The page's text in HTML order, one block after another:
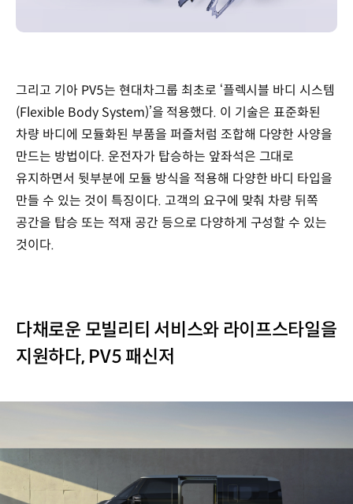
그리고 기아 PV5는 현대차그룹 최초로 ‘플렉시블 바디 시스템
(Flexible Body System)’을 적용했다. 이 기술은 표준화된
차량 바디에 모듈화된 부품을 퍼즐처럼 조합해 다양한 사양을
만드는 방법이다. 운전자가 탑승하는 앞좌석은 그대로
유지하면서 뒷부분에 모듈 방식을 적용해 다양한 바디 타입을
만들 수 있는 것이 특징이다. 고객의 요구에 맞춰 차량 뒤쪽
공간을 탑승 또는 적재 공간 등으로 다양하게 구성할 수 있는
것이다.
다채로운 모빌리티 서비스와 라이프스타일을
지원하다, PV5 패신저